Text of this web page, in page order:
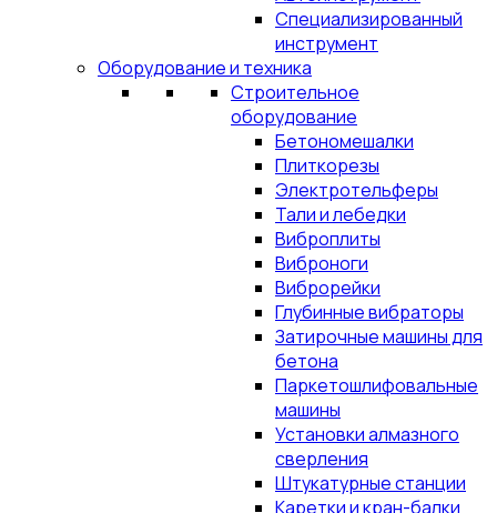
Специализированный
инструмент
Оборудование и техника
Строительное
оборудование
Бетономешалки
Плиткорезы
Электротельферы
Тали и лебедки
Виброплиты
Виброноги
Виброрейки
Глубинные вибраторы
Затирочные машины для
бетона
Паркетошлифовальные
машины
Установки алмазного
сверления
Штукатурные станции
Каретки и кран-балки